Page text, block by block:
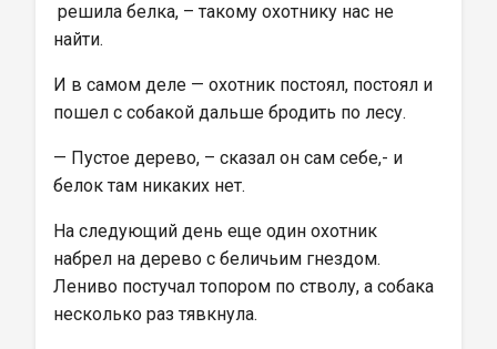
решила белка, – такому охотнику нас не
найти.
И в самом деле — охотник постоял, постоял и
пошел с собакой дальше бродить по лесу.
— Пустое дерево, – сказал он сам себе,- и
белок там никаких нет.
На следующий день еще один охотник
набрел на дерево с беличьим гнездом.
Лениво постучал топором по стволу, а собака
несколько раз тявкнула.